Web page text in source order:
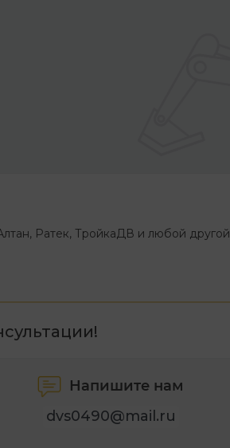
Ратек, ТройкаДВ и любой другой
Напишите нам
dvs0490@mail.ru